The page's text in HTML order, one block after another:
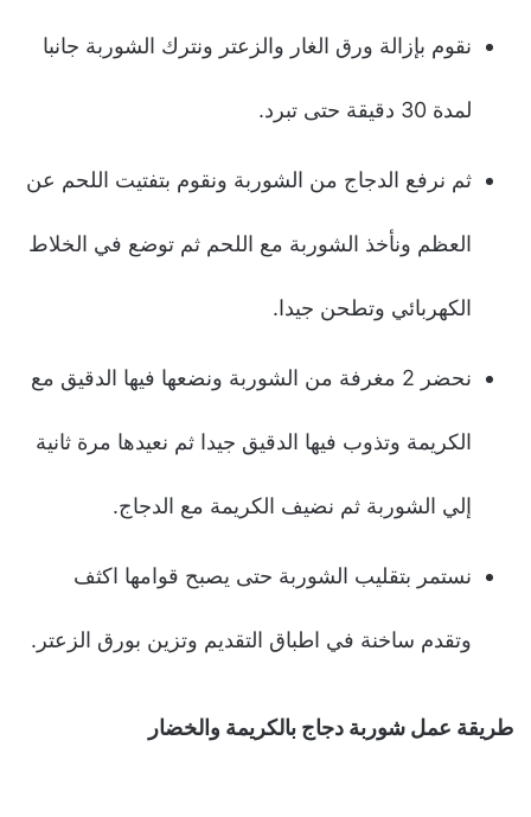
نقوم بإزالة ورق الغار والزعتر ونترك الشوربة جانبا
لمدة 30 دقيقة حتى تبرد.
ثم نرفع الدجاج من الشوربة ونقوم بتفتيت اللحم عن
العظم ونأخذ الشوربة مع اللحم ثم توضع في الخلاط
الكهربائي وتطحن جيدا.
نحضر 2 مغرفة من الشوربة ونضعها فيها الدقيق مع
الكريمة وتذوب فيها الدقيق جيدا ثم نعيدها مرة ثانية
إلي الشوربة ثم نضيف الكريمة مع الدجاج.
نستمر بتقليب الشوربة حتى يصبح قوامها اكثف
وتقدم ساخنة في اطباق التقديم وتزين بورق الزعتر.
طريقة عمل شوربة دجاج بالكريمة والخضار